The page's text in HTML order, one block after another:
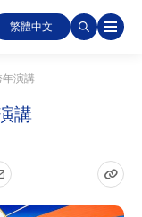
繁體中文
演講
講